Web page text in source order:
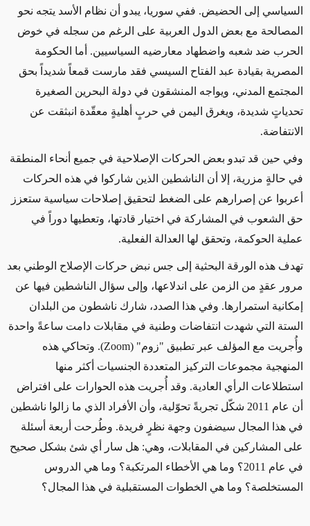
السياسي إلى الحضيض. ففي سوريا، يبدو أن نظام الأسد يتجه نحو
المصالحة مع بعض الدول العربية على الرغم من سجله في خوض
الحرب ضد شعبه واضطهاد معارضيه السياسيين. أما الحكومة
المصرية بقيادة عبد الفتاح السيسي فقد مارست قمعاً شديداً بحق
المجتمع المدني، ويواجه المنشقون في دولة البحرين الصغيرة
تحدياتٍ شديدة، ويغرق اليمن في حربٍ أهليةٍ معقّدة انبثقت عن
الانتفاضة.
وفي حين قد تبدو بعض الحركات الإصلاحية في جميع أنحاء المنطقة
في حالةٍ مزرية، إلا أن الناشطين الذين شاركوا في هذه الحركات
أعربوا عن إصرارهم على الضغط لتحقيق إصلاحات سياسية ستعزز
حق الشعوب في المشاركة في اختيار قادتها، وتعطيها دوراً في
عملية الحوكمة، وتحقق لها العدالة الفعلية.
تهدف هذه الورقة البحثية إلى جس نبض حركات الإصلاح الوطني بعد
مرور عقدٍ من الزمن على اندلاعها، وإلى سؤال الناشطين فيها عن
إمكانية استمرارها. وفي هذا الصدد، شارك ناشطون من البلدان
الستة التي شهدت انتفاضات وطنية في مقابلات دامت ساعةً واحدة
وأُجريت مع المؤلف عبر تطبيق "زوم" (Zoom)
. وتحاكي هذه
المنهجية مجموعات التركيز المتعددة الجنسيات أكثر منها
استطلاعات الرأي العادية. وقد أُجريت هذه الحوارات على افتراض
أن عام 2011 شكّل تجربةً تحوّلية، وأن الأفراد الذي ما زالوا ناشطين
في هذا المجال سيضفون وجهة نظرٍ فريدة. وطُرحت أربعة أسئلة
على المشاركين في المقابلات، وهي: هل سار أي شئ بشكل صحيح
في عام 2011؟ وما هي الأخطاء المرتكبة؟ وما هي الدروس
المستخلصة؟ وما هي الخطوات المستقبلية في هذا المجال؟